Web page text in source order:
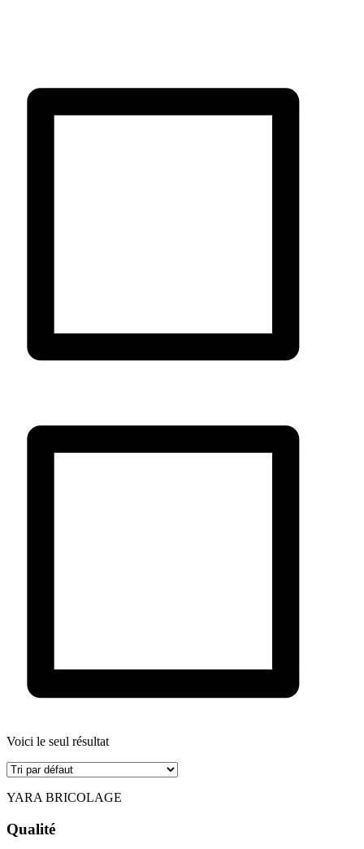
Voici le seul résultat
YARA BRICOLAGE
Qualité